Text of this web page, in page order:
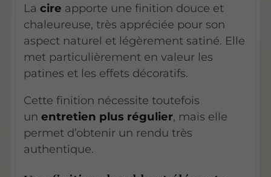
La cire apporte une finition douce et
chaleureuse, très appréciée pour son
aspect naturel et légèrement satiné. Elle
met particulièrement en valeur les
patines et les effets décoratifs.
Cette finition nécessite toutefois
un entretien plus régulier, mais elle
permet d’obtenir un rendu très
authentique.